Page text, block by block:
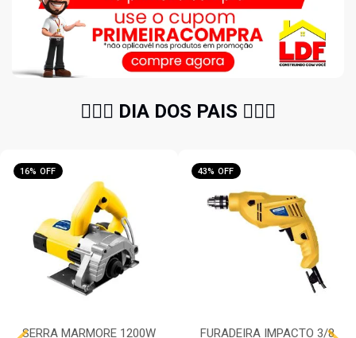
🧔🏻‍♂️ DIA DOS PAIS 🧔🏻‍♂️
16% OFF
SERRA MARMORE 1200W
43% OFF
FURADEIRA IMPACTO 3/8